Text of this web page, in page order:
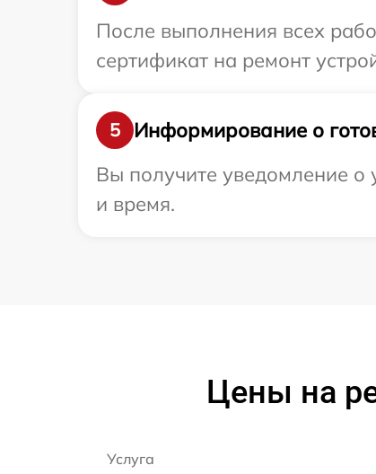
После выполнения всех
сертификат на ремонт
5
Информирование о
Вы получите уведомление о
и время.
Цены на
Услуга